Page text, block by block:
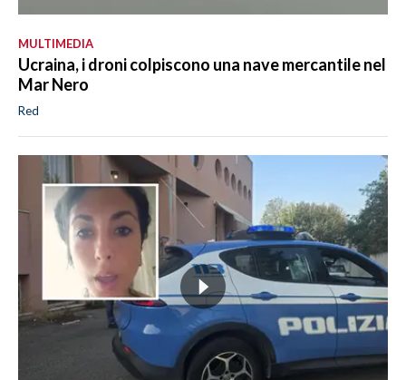
MULTIMEDIA
Ucraina, i droni colpiscono una nave mercantile nel
Mar Nero
Red